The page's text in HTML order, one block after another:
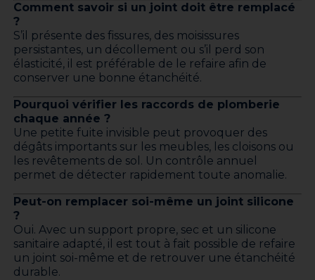
Comment savoir si un joint doit être remplacé
?
S’il présente des fissures, des moisissures
persistantes, un décollement ou s’il perd son
élasticité, il est préférable de le refaire afin de
conserver une bonne étanchéité.
Pourquoi vérifier les raccords de plomberie
chaque année ?
Une petite fuite invisible peut provoquer des
dégâts importants sur les meubles, les cloisons ou
les revêtements de sol. Un contrôle annuel
permet de détecter rapidement toute anomalie.
Peut-on remplacer soi-même un joint silicone
?
Oui. Avec un support propre, sec et un silicone
sanitaire adapté, il est tout à fait possible de refaire
un joint soi-même et de retrouver une étanchéité
durable.